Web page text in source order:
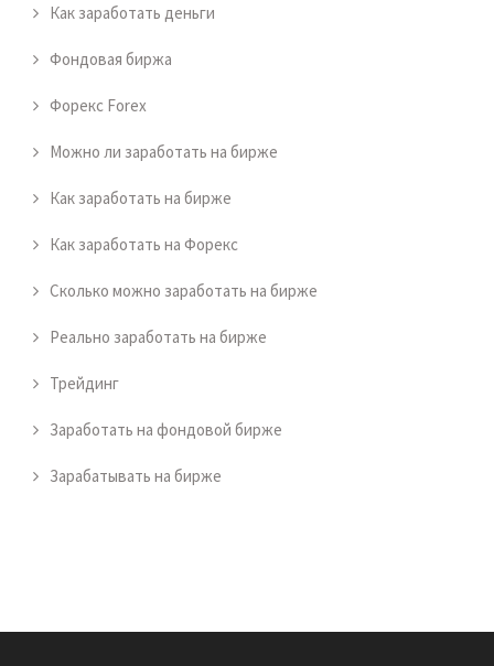
Как заработать деньги
Фондовая биржа
Форекс Forex
Можно ли заработать на бирже
Как заработать на бирже
Как заработать на Форекс
Сколько можно заработать на бирже
Реально заработать на бирже
Трейдинг
Заработать на фондовой бирже
Зарабатывать на бирже